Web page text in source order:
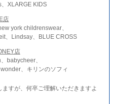
XLARGE KIDS
店
york childrenswear、
、Lindsay、BLUE CROSS
店
babycheer、
、キリンのソフィ
すが、何卒ご理解いただきますよ